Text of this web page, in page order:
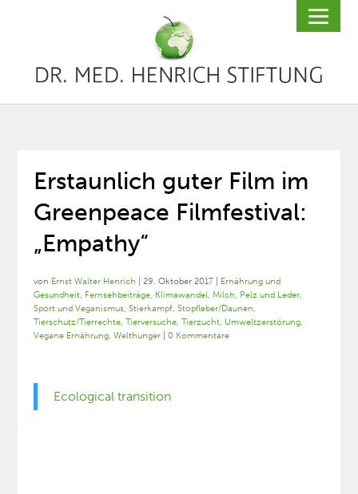
Erstaunlich guter Film im
Greenpeace Filmfestival:
„Empathy“
von Ernst Walter Henrich |29. Oktober 2017
Ernährung und
Gesundheit, Fernsehbeiträge, Klimawandel, Milch, Pelz und Leder,
Sport und Veganismus,Stierkampf,Stopfleber/Daunen,
Tierschutz/Tierrechte,Tierversuche,Tierzucht, Umweltzerstörung,
Vegane Ernährung,Welthunger |0 Kommentare
Ecological transition